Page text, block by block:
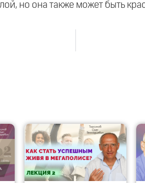
но она также может быть